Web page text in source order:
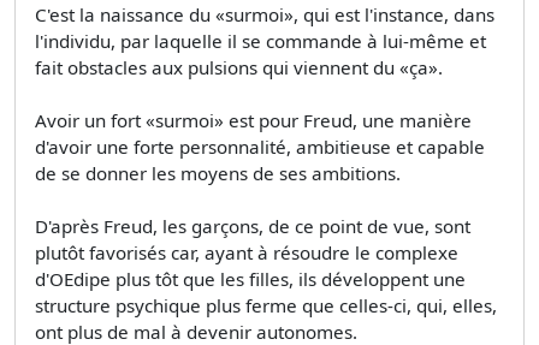
C'est la naissance du «surmoi», qui est l'instance, dans
l'individu, par laquelle il se commande à lui-même et
fait obstacles aux pulsions qui viennent du «ça».
Avoir un fort «surmoi» est pour Freud, une manière
d'avoir une forte personnalité, ambitieuse et capable
de se donner les moyens de ses ambitions.
D'après Freud, les garçons, de ce point de vue, sont
plutôt favorisés car, ayant à résoudre le complexe
d'OEdipe plus tôt que les filles, ils développent une
structure psychique plus ferme que celles-ci, qui, elles,
ont plus de mal à devenir autonomes.